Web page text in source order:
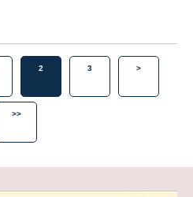
2 3 >
>>